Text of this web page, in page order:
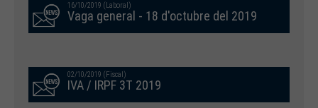
16/10/2019 (Laboral)
Vaga general - 18 d'octubre del 2019
02/10/2019 (Fiscal)
IVA / IRPF 3T 2019